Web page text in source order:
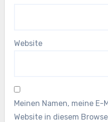
Website
Meinen Namen, meine
Website in diesem